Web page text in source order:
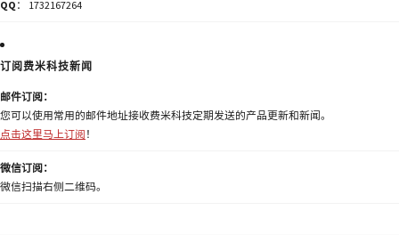
QQ ： 1732167264
订阅费米科技新闻
邮件订阅：
您可以使用常用的邮件地址接收费米科技定期发送的产品更新和新闻。
点击这里马上订阅 ！
微信订阅：
微信扫描右侧二维码。